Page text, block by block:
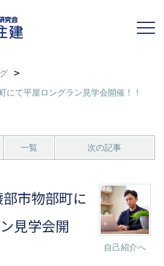
にて平屋ロングラン見学会開催！！
一覧 次の記事
自己紹介へ
市物部町に
見学会開